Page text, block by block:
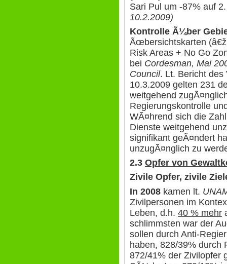
Sari Pul um -87% auf
10.2.2009)
Kontrolle Ã¼ber
Ãœbersichtskarten
Risk Areas + No Go
bei Cordesman, Mai
Council. Lt. Bericht des
10.3.2009 gelten 231
weitgehend
Regierungskontrolle
WÃ¤hrend sich die
Dienste weitgehend
signifikant geÃ¤ndert
unzugÃ¤nglich zu
2.3 Opfer von
Zivile Opfer, zivile
In 2008 kamen lt.
Zivilpersonen im
Leben, d.h. 40 % mehr
schlimmsten war der
sollen durch Anti-
haben, 828/39% durch
872/41% der Zivilopfer